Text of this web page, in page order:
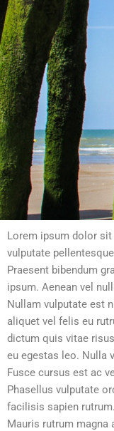
Lorem ipsum dolor
vulputate
Praesent bibendum
ipsum. Aenean vel
Nullam vulputate est
aliquet vel felis eu
dictum quis vitae
eu egestas leo. Nulla
Fusce cursus est ac
Phasellus vulputate
facilisis sapien
Mauris rutrum magna